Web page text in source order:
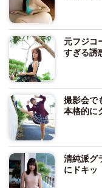
元フジコ
すぎる誘
撮影会で
本格的に
清純派グ
にドキッ